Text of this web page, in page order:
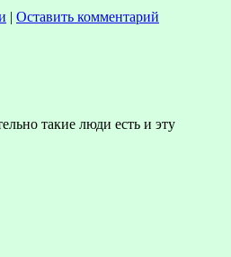
| Оставить комментарий
такие люди есть и эту